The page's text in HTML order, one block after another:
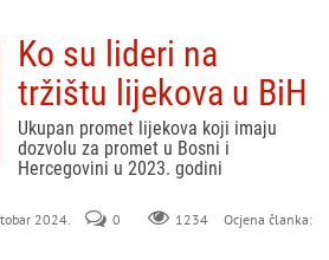
Ko su lideri na
tržištu lijekova u BiH
Ukupan promet lijekova koji imaju
dozvolu za promet u Bosni i
Hercegovini u 2023. godini
2024. 0 1234
Ocjena članka: